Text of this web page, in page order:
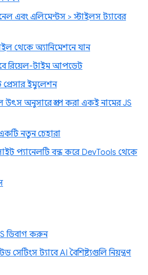
এবং এলিমেন্টস > স্টাইলস ট্যাবের
থেকে অ্যানিমেশনে যান
রিয়েল-টাইম আপডেট
প্রেসার ইমুলেশন
উৎস অনুসারে গ্রুপ করা একই নামের JS
নতুন চেহারা
প্যানেলটি বন্ধ করে DevTools থেকে
ডিবাগ করুন
সেটিংস ট্যাবে AI বৈশিষ্ট্যগুলি নিয়ন্ত্রণ